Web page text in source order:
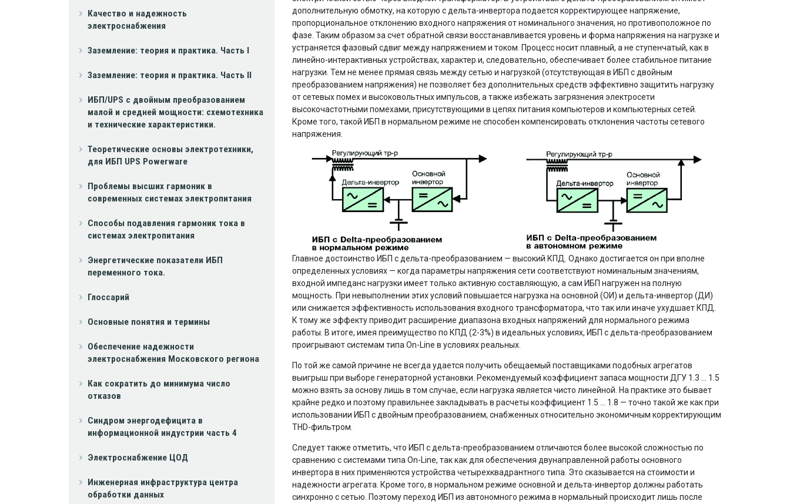
Качество и надежность
электроснабжения
Заземление: теория и практика. Часть I
Заземление: теория и практика. Часть II
ИБП/UPS с двойным преобразованием
малой и средней мощности: схемотехника
и технические характеристики.
Теоретические основы электротехники,
для ИБП UPS Powerware
Проблемы высших гармоник в
современных системах электропитания
Способы подавления гармоник тока в
системах электропитания
Энергетические показатели ИБП
переменного тока.
Глоссарий
Основные понятия и термины
Обеспечение надежности
электроснабжения Московского региона
Как сократить до минимума число
отказов
Синдром энергодефицита в
информационной индустрии часть 4
Электроснабжение ЦОД
Инженерная инфраструктура центра
обработки данных
дополнительную обмотку, на которую с дельта-инвертора подается корректирующее напряжение,
пропорциональное отклонению входного напряжения от номинального значения, но противоположное по
фазе. Таким образом за счет обратной связи восстанавливается уровень и форма напряжения на нагрузке и
устраняется фазовый сдвиг между напряжением и током. Процесс носит плавный, а не ступенчатый, как в
линейно-интерактивных устройствах, характер и, следовательно, обеспечивает более стабильное питание
нагрузки. Тем не менее прямая связь между сетью и нагрузкой (отсутствующая в ИБП с двойным
преобразованием напряжения) не позволяет без дополнительных средств эффективно защитить нагрузку
от сетевых помех и высоковольтных импульсов, а также избежать загрязнения электросети
высокочастотными помехами, присутствующими в цепях питания компьютеров и компьютерных сетей.
Кроме того, такой ИБП в нормальном режиме не способен компенсировать отклонения частоты сетевого
напряжения.
Главное достоинство ИБП с дельта-преобразованием — высокий КПД. Однако достигается он при вполне
определенных условиях — когда параметры напряжения сети соответствуют номинальным значениям,
входной импеданс нагрузки имеет только активную составляющую, а сам ИБП нагружен на полную
мощность. При невыполнении этих условий повышается нагрузка на основной (ОИ) и дельта-инвертор (ДИ)
или снижается эффективность использования входного трансформатора, что так или иначе ухудшает КПД.
К тому же эффекту приводит расширение диапазона входных напряжений для нормального режима
работы. В итоге, имея преимущество по КПД (2-3%) в идеальных условиях, ИБП с дельта-преобразованием
проигрывают системам типа On-Line в условиях реальных.
По той же самой причине не всегда удается получить обещаемый поставщиками подобных агрегатов
выигрыш при выборе генераторной установки. Рекомендуемый коэффициент запаса мощности ДГУ 1.3 … 1.5
можно взять за основу лишь в том случае, если нагрузка является чисто линейной. На практике это бывает
крайне редко и поэтому правильнее закладывать в расчеты коэффициент 1.5 … 1.8 — точно такой же как при
использовании ИБП с двойным преобразованием, снабженных относительно экономичным корректирующим
THD-фильтром.
Следует также отметить, что ИБП с дельта-преобразованием отличаются более высокой сложностью по
сравнению с системами типа On-Line, так как для обеспечения двунаправленной работы основного
инвертора в них применяются устройства четырехквадрантного типа. Это сказывается на стоимости и
надежности агрегата. Кроме того, в нормальном режиме основной и дельта-инвертор должны работать
синхронно с сетью. Поэтому переход ИБП из автономного режима в нормальный происходит лишь после